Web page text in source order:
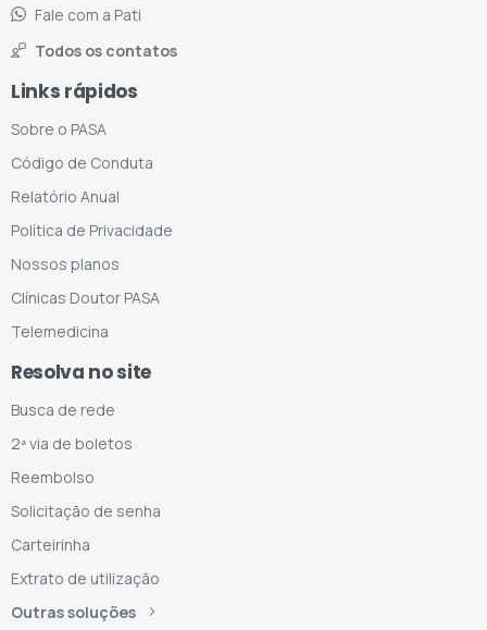
Fale com a Pati
Todos os contatos
Links rápidos
Sobre o PASA
Código de Conduta
Relatório Anual
Política de Privacidade
Nossos planos
Clínicas Doutor PASA
Telemedicina
Resolva no site
Busca de rede
2ª via de boletos
Reembolso
Solicitação de senha
Carteirinha
Extrato de utilização
Outras soluções